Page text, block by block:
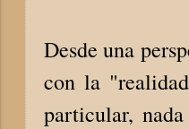
Desde una
con la
particular,